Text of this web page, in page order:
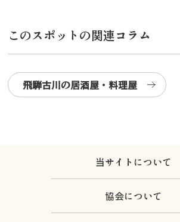
このスポットの関連コラム
飛騨古川の居酒屋・料理屋
当サイトについて
協会について